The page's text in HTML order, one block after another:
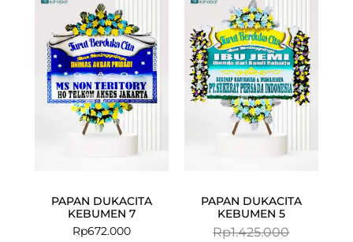
PAPAN DUKACITA
KEBUMEN 7
Rp672.000
PAPAN DUKACITA
KEBUMEN 5
Rp1.425.000
was:
is:
Rp1.349.000.